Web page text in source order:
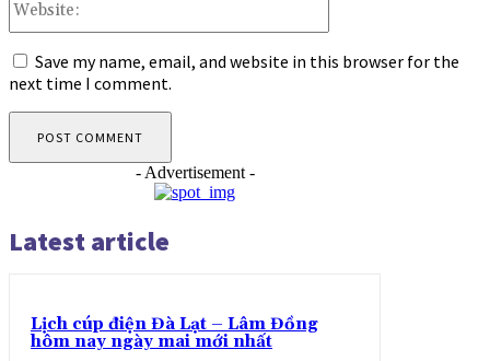
Save my name, email, and website in this browser for the
next time I comment.
- Advertisement -
Latest article
Lịch cúp điện Đà Lạt – Lâm Đồng
hôm nay ngày mai mới nhất